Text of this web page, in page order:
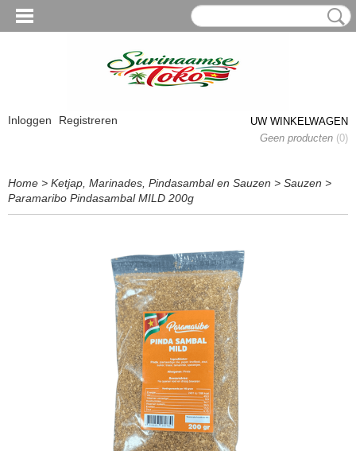
Inloggen Registreren
UW WINKELWAGEN
Geen producten (0)
Home > Ketjap, Marinades, Pindasambal en Sauzen > Sauzen >
Paramaribo Pindasambal MILD 200g